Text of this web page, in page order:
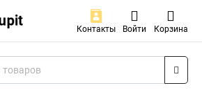
Контакты Войти Корзина